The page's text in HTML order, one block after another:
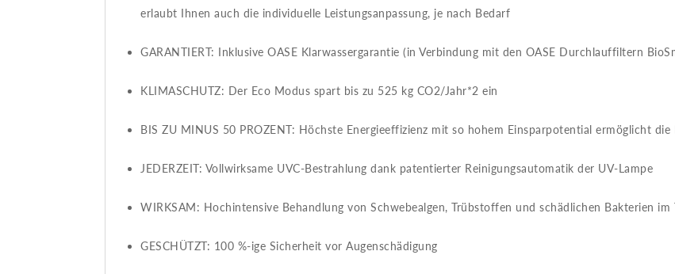
erlaubt Ihnen auch die individuelle Leistungsanpassung, je nach Bedarf
GARANTIERT​​: Inklusive OASE Klarwassergarantie (in Verbindung mit den OASE Durchlauffiltern
KLIMASCHUTZ​​: Der Eco Modus spart bis zu 525 kg CO2/Jahr*2 ein
BIS ZU MINUS 50 PROZENT​​: Höchste Energieeffizienz mit so hohem Einsparpotential ermöglicht die
JEDERZEIT​​: Vollwirksame UVC-Bestrahlung dank patentierter Reinigungsautomatik der UV-Lampe
WIRKSAM​​: Hochintensive Behandlung von Schwebealgen, Trübstoffen und schädlichen Bakterien im
GESCHÜTZT​​: 100 %-ige Sicherheit vor Augenschädigung